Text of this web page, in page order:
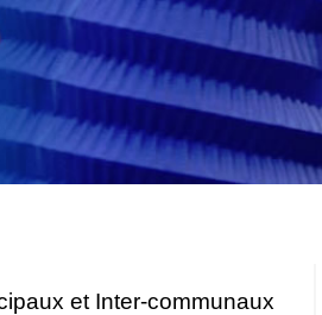
et Inter-communaux